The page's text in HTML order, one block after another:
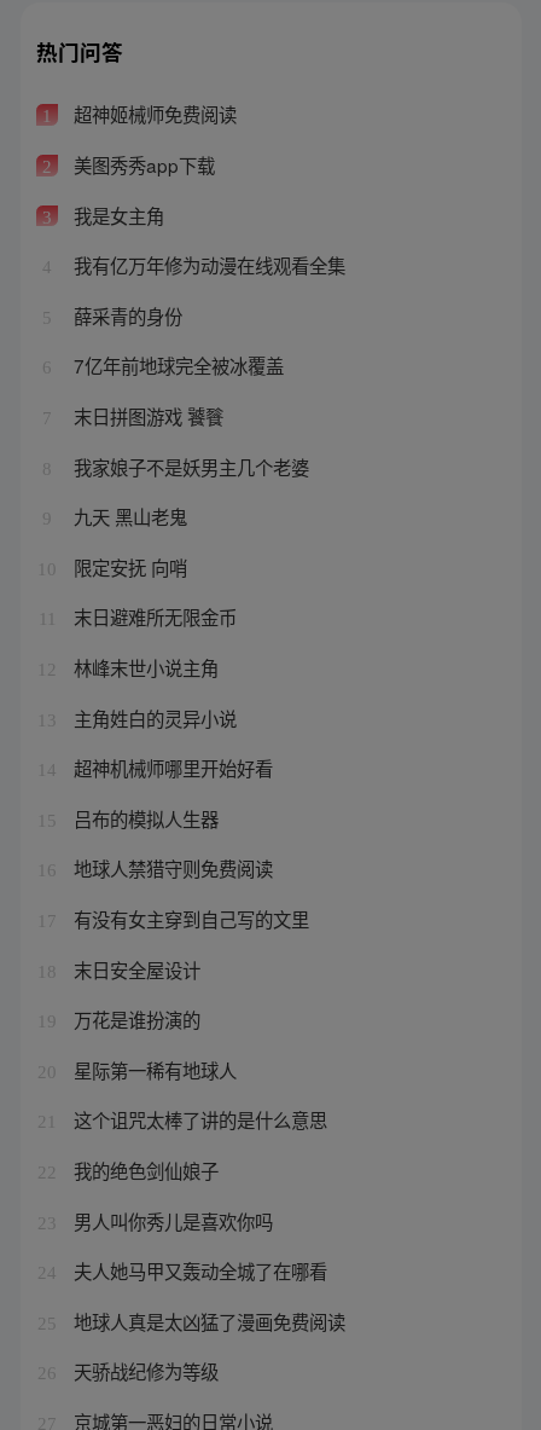
热门问答
1 超神姬械师免费阅读
2 美图秀秀app下载
3 我是女主角
4 我有亿万年修为动漫在线观看全集
5 薛采青的身份
6 7亿年前地球完全被冰覆盖
7 末日拼图游戏 饕餮
8 我家娘子不是妖男主几个老婆
9 九天 黑山老鬼
10 限定安抚 向哨
末日避难所无限金币
12 林峰末世小说主角
13 主角姓白的灵异小说
14 超神机械师哪里开始好看
15 吕布的模拟人生器
16 地球人禁猎守则免费阅读
17 有没有女主穿到自己写的文里
18 末日安全屋设计
19 万花是谁扮演的
20 星际第一稀有地球人
21 这个诅咒太棒了讲的是什么意思
22 我的绝色剑仙娘子
23 男人叫你秀儿是喜欢你吗
24 夫人她马甲又轰动全城了在哪看
25 地球人真是太凶猛了漫画免费阅读
26 天骄战纪修为等级
27 京城第一恶妇的日常小说